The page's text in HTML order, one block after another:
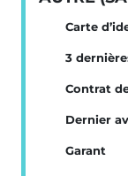
Carte
3
Contrat
Dernier
Garant